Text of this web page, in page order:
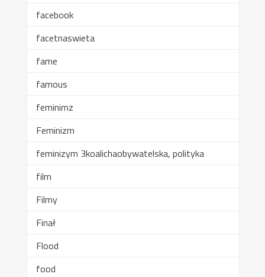
facebook
facetnaswieta
fame
famous
feminimz
Feminizm
feminizym 3koalichaobywatelska, polityka
film
Filmy
Finał
Flood
food